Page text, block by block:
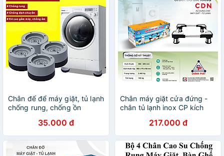
Chân đế để máy giặt, tủ lạnh
chống rung, chống ồn
35.000 đ
Chân máy giặt cửa đứng -
chân tủ lạnh inox CP kích
217.000 đ